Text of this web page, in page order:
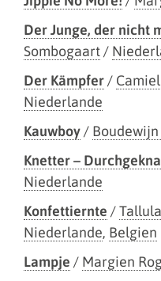
Der Junge, der nicht
Sombogaart/
Der Kämpfer/
Niederlande
Kauwboy/ Boudewijn
Knetter –
Niederlande
Konfettiernte /
Niederlande, Belgien
Lampje / Margien